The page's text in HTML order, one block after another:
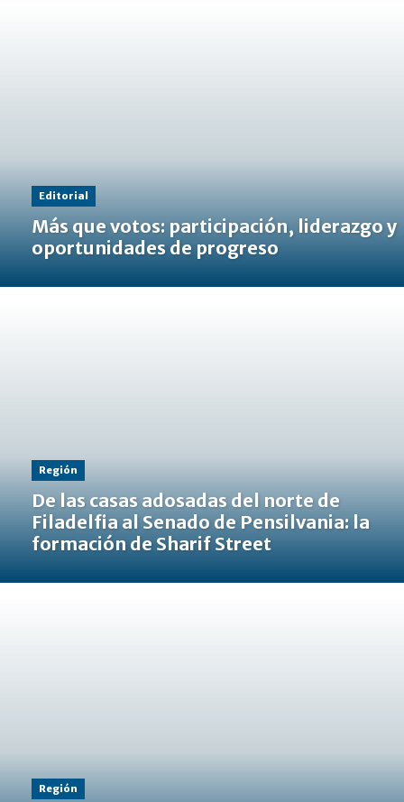
Editorial
Más que votos: participación, liderazgo y
oportunidades de progreso
Región
De las casas adosadas del norte de
Filadelfia al Senado de Pensilvania: la
formación de Sharif Street
Región